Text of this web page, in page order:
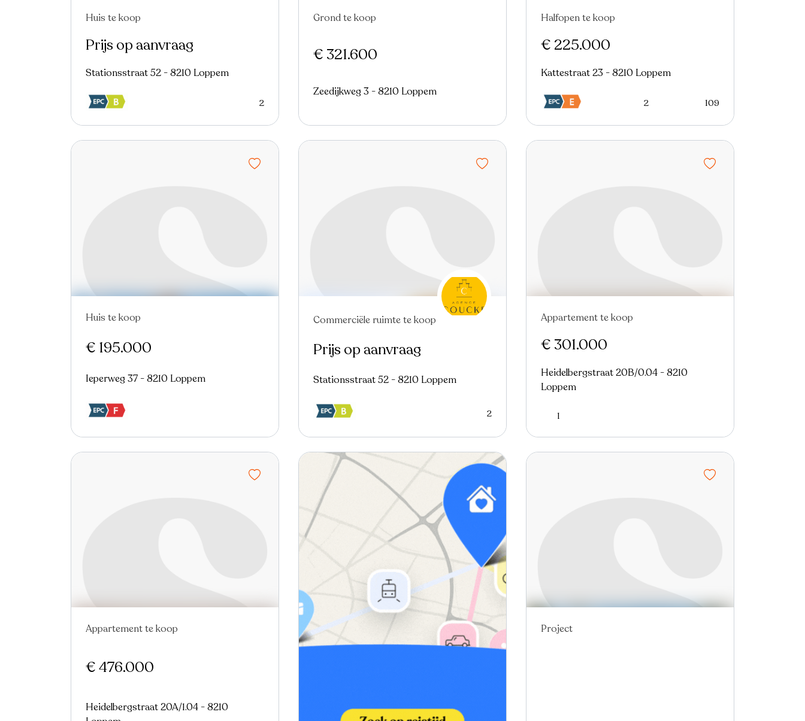
Huis te koop
Prijs op aanvraag
Stationsstraat 52 - 8210 Loppem
2
Grond te koop
€ 321.600
Zeedijkweg 3 - 8210 Loppem
Halfopen te koop
€ 225.000
Kattestraat 23 - 8210 Loppem
2 109
In optie
Huis te koop
€ 195.000
Ieperweg 37 - 8210 Loppem
Commerciële ruimte te koop
Prijs op aanvraag
Stationsstraat 52 - 8210 Loppem
2
Appartement te koop
€ 301.000
Heidelbergstraat 20B/0.04 - 8210
Loppem
1
Appartement te koop
€ 476.000
Heidelbergstraat 20A/1.04 - 8210
Project